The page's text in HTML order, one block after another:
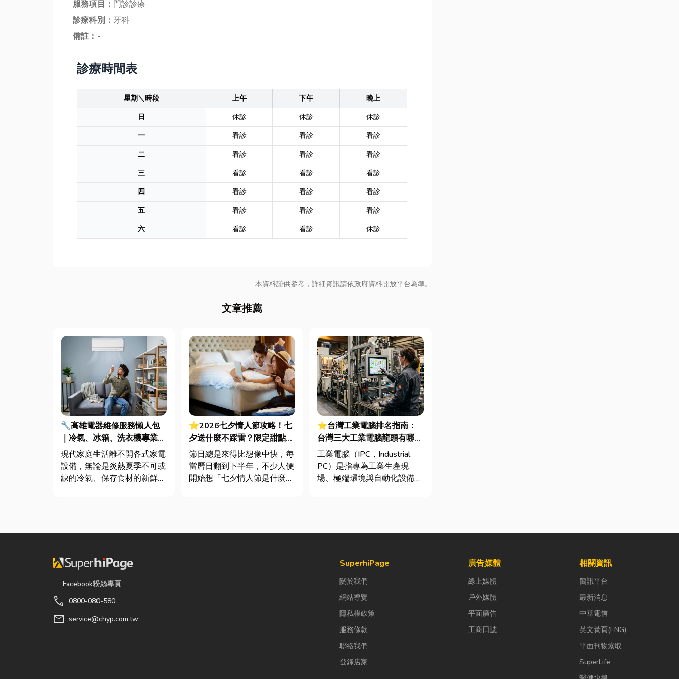
服務項目： 門診診療
診療科別： 牙科
備註： -
診療時間表
星期＼時段 上午 下午
晚上
日
休診 休診
休診
一
看診 看診
看診
二
看診 看診
看診
三
看診 看診
看診
四
看診 看診
看診
五
看診 看診
看診
六
看診 看診 休診
本資料謹供參考，詳細資訊請依政府資料開放平台為準。
文章推薦
🔧高雄電器維修服務懶人包
｜冷氣、冰箱、洗衣機專業維
修
現代家庭生活離不開各式家電
設備，無論是炎熱夏季不可或
缺的冷氣、保存食材的新鮮冰
降...
⭐2026七夕情人節攻略！七
夕送什麼不踩雷？限定甜點哪
裡買？台中甜點推薦一次看！
節日總是來得比想像中快，每
當曆日翻到下半年，不少人便
開始想「七夕情人節是什麼時
⭐台灣工業電腦排名指南：
台灣三大工業電腦龍頭有哪
些？工廠採購與品牌選型全解
析
工業電腦（IPC，Industrial
PC）是指專為工業生產現
場、極端環境與自動化設備所
Facebook粉絲專頁
call 0800-080-580
mail service@chyp.com.tw
SuperhiPage
關於我們
網站導覽
隱私權政策
服務條款
聯絡我們
登錄店家
廣告媒體
線上媒體
戶外媒體
平面廣告
工商日誌
相關資訊
簡訊平台
最新消息
中華電信
英文黃頁(ENG)
平面刊物索取
SuperLife